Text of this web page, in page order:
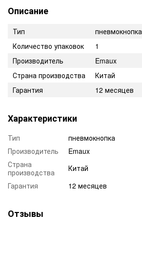
Описание
Тип
пневмокнопка
Количество упаковок
1
Производитель
Emaux
Страна производства
Китай
Гарантия
12 месяцев
Характеристики
Тип
пневмокнопка
Производитель
Emaux
Страна
производства
Китай
Гарантия
12 месяцев
Отзывы